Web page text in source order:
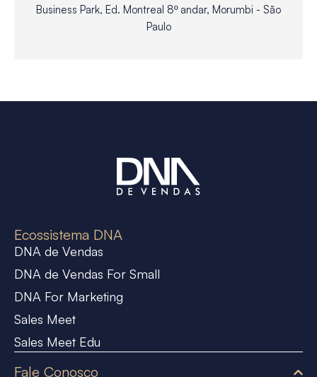
Business Park, Ed. Montreal 8º andar, Morumbi - São
Paulo
Ecossistema DNA
DNA de Vendas
DNA de Vendas For Small
DNA For Marketing
Sales Meet
Sales Meet Edu
Fale Conosco